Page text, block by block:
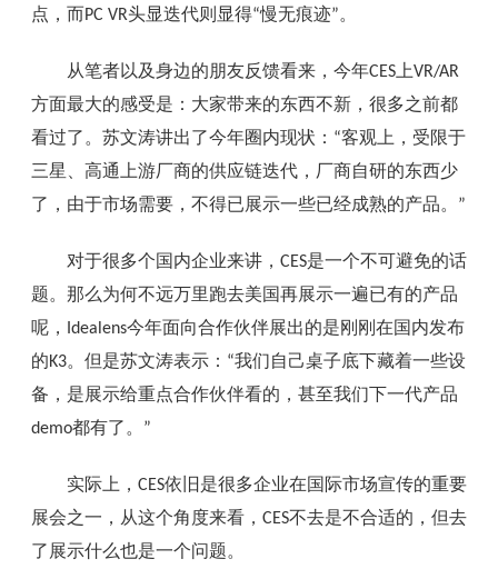
点，而PC VR头显迭代则显得“慢无痕迹”。
从笔者以及身边的朋友反馈看来，今年CES 上VR/AR
方面最大的感受是：大家带来的东西不新，很多之前都
看过了。苏文涛讲出了今年圈内现状： “客观上，受限于
三星、高通上游厂商的供应链迭代，厂商自研的东西少
了，由于市场需要，不得已展示一些已经成熟的产品。 ”
对于很多个国内企业来讲， CES是一个不可避免的话
题。那么为何不远万里跑去美国再展示一遍已有的产品
呢，
Idealens今年面向合作伙伴展出的是刚刚在国内发布
的K3。但是苏文涛表示： “我们自己桌子底下藏着一些设
备，是展示给重点合作伙伴看的，甚至我们下一代产品
demo都有了。 ”
实际上， CES依旧是很多企业在国际市场宣传的重要
展会之一，从这个角度来看， CES不去是不合适的，但去
了展示什么也是一个问题。